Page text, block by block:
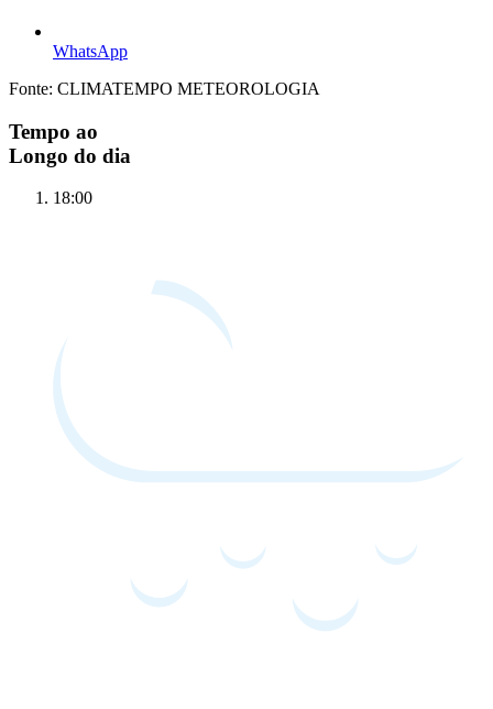
WhatsApp
Fonte: CLIMATEMPO METEOROLOGIA
Tempo ao
Longo do dia
18:00